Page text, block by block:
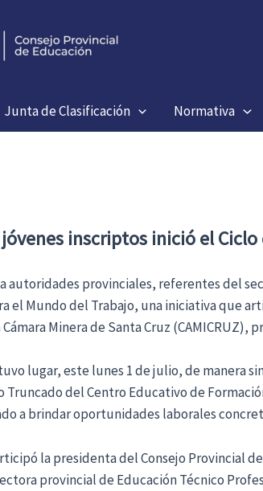
Junta de Clasificación Normativa
jóvenes inscriptos inició el
autoridades provinciales, referentes del
el Mundo del Trabajo, una iniciativa que
Minera de Santa Cruz
lugar, este lunes 1 de julio, de manera
Truncado del Centro Educativo de
a brindar oportunidades laborales
la presidenta del Consejo Provincial
provincial de Educación Técnico